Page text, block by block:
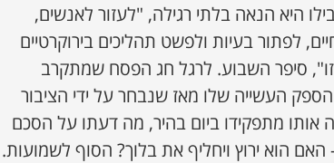
היא הנאה בלתי רגילה, "לעזור לאנשים,
לפתור בעיות ולפשט תהליכים בירוקרטיים
סיפר השבוע. לרגל חג הפסח שמתקרב
העשייה שלו מאז שנבחר על ידי הציבור
אותו מתפקידו ביום בהיר, מה דעתו על הסכם
הוא ירוץ ויחליף את בלוך? הסוף לשמועות.